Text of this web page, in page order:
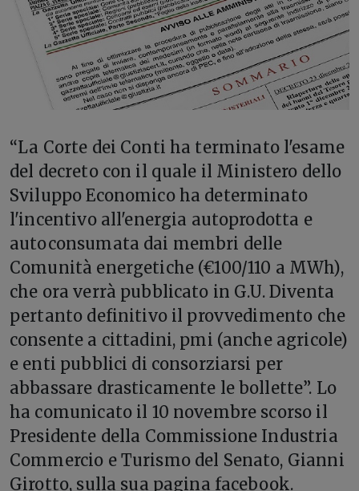
“La Corte dei Conti ha terminato l'esame
del decreto con il quale il Ministero dello
Sviluppo Economico ha determinato
l'incentivo all'energia autoprodotta e
autoconsumata dai membri delle
Comunità energetiche (€100/110 a MWh),
che ora verrà pubblicato in G.U. Diventa
pertanto definitivo il provvedimento che
consente a cittadini, pmi (anche agricole)
e enti pubblici di consorziarsi per
abbassare drasticamente le bollette”. Lo
ha comunicato il 10 novembre scorso il
Presidente della Commissione Industria
Commercio e Turismo del Senato, Gianni
Girotto, sulla sua pagina facebook.